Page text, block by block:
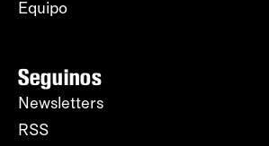
Equipo
Seguinos
Newsletters
RSS